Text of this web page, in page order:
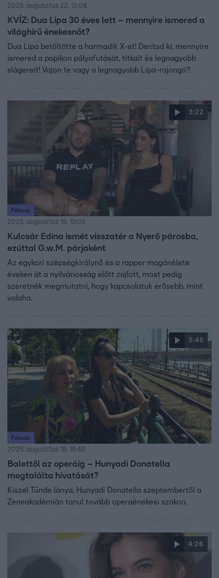
2025. augusztus 22. 12:08
KVÍZ: Dua Lipa 30 éves lett – mennyire ismered a
világhírű énekesnőt?
Dua Lipa betöltötte a harmadik X-et! Derítsd ki, mennyire
ismered a popikon pályafutását, titkait és legnagyobb
slágereit! Vajon te vagy a legnagyobb Lipa-rajongó?
3:22
Fókusz
2025. augusztus 19. 19:05
Kulcsár Edina ismét visszatér a Nyerő párosba,
ezúttal G.w.M. párjaként
Az egykori szépségkirálynő és a rapper magánélete
éveken át a nyilvánosság előtt zajlott, most pedig
szeretnék megmutatni, hogy kapcsolatuk erősebb, mint
valaha.
5:45
Fókusz
2025. augusztus 19. 18:40
Balettől az operáig – Hunyadi Donatella
megtalálta hivatását?
Kiszel Tünde lánya, Hunyadi Donatella szeptembertől a
Zeneakadémián tanul tovább operaénekesi szakon.
4:26